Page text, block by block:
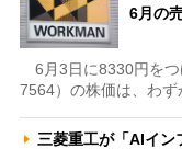
6月の
6月3日に8330円をつ
7564）の株価は、わ
三菱重工が「AIイン